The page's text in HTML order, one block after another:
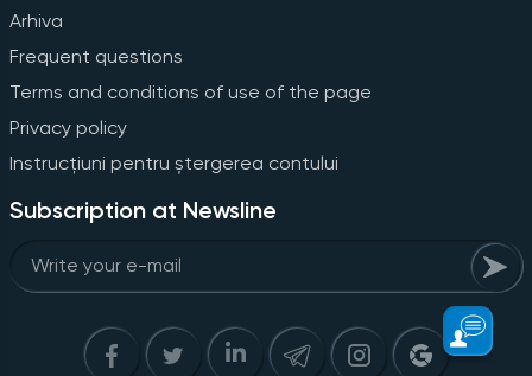
Arhiva
Frequent questions
Terms and conditions of use of the page
Privacy policy
Instrucțiuni pentru ștergerea contului
Subscription at Newsline